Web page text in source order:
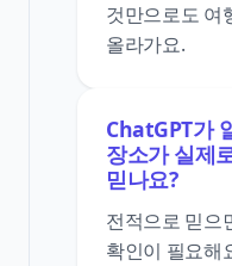
것만으로도 여
올라가요.
ChatGPT가
장소가 실제
믿나요?
전적으로 믿으
확인이 필요해